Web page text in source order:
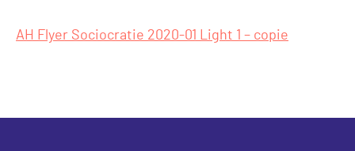
AH Flyer Sociocratie 2020-01 Light 1 – copie